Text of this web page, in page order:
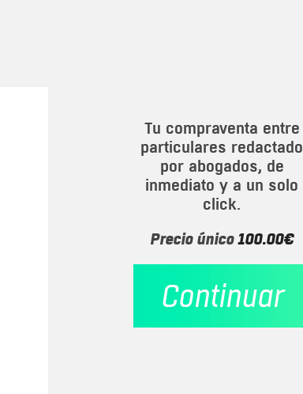
Tu compraventa entre
particulares redactado
por abogados, de
inmediato y a un solo
click.
Precio único100.00€
Continuar